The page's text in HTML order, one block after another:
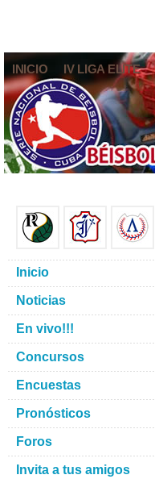
INICIO IV LIGA ELITE
Inicio
Noticias
En vivo!!!
Concursos
Encuestas
Pronósticos
Foros
Invita a tus amigos